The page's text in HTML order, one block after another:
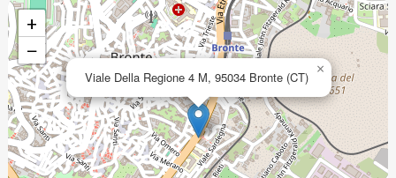
Viale Della Regione 4 M, 95034 Bronte (CT) ×
+
−